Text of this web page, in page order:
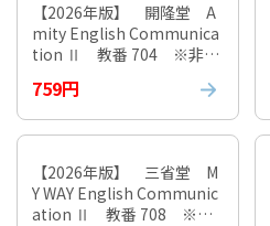
【2026年版】 開隆堂 A
mity English Communica
tion Ⅱ 教番 704 ※非課
759円
【2026年版】 三省堂 M
Y WAY English Communic
ation Ⅱ 教番 708 ※非